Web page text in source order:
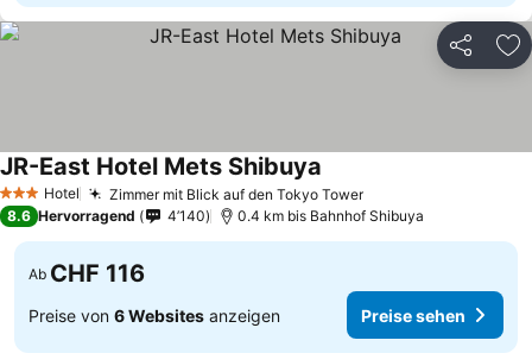
Teilen
3 SterneHotel Zimmer mit Blick auf den Tokyo TowerPreise sehen
JR-East Hotel Mets Shibuya
8.6 Hervorragend 4’140 0.4 km bis Bahnhof Shibuya
Ab CHF 116
Preise von 6 Websites anzeigen Preise sehen